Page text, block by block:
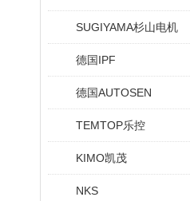
SUGIYAMA杉山电机
德国IPF
德国AUTOSEN
TEMTOP乐控
KIMO凯茂
NKS